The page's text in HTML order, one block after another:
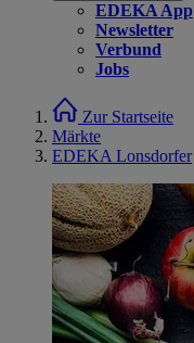
EDEKA App
Newsletter
Verbund
Jobs
Zur Startseite
Märkte
EDEKA Lonsdorfer